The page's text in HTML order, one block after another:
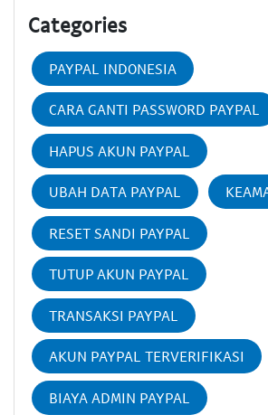
Categories
PAYPAL INDONESIA
CARA GANTI PASSWORD PAYPAL
HAPUS AKUN PAYPAL
UBAH DATA PAYPAL
RESET SANDI PAYPAL
TUTUP AKUN PAYPAL
TRANSAKSI PAYPAL
AKUN PAYPAL TERVERIFIKASI
BIAYA ADMIN PAYPAL